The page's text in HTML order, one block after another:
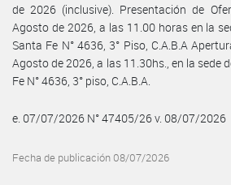
de 2026 (inclusive). Presentación de
Agosto de 2026, a las 11.00 horas en la
Santa Fe N° 4636, 3° Piso, C.A.B.A
Agosto de 2026, a las 11.30hs., en la sede
Fe N° 4636, 3° piso, C.A.B.A.
e. 07/07/2026 N° 47405/26 v. 08/07/2026
Fecha de publicación 08/07/2026